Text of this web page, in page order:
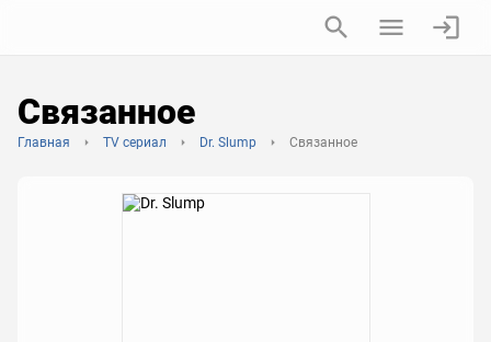
Связанное
Главная TV сериал Dr. Slump Связанное